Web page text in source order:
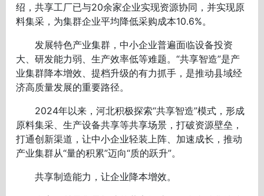
绍，共享工厂已与20余家企业实现资源协同，并实现原
料集采，为集群企业平均降低采购成本10.6%。
发展特色产业集群，中小企业普遍面临设备投资
大、研发能力弱、生产效率低等难题。“共享智造”是产
业集群降本增效、提档升级的有力抓手，是推动县域经
济高质量发展的重要路径。
2024年以来，河北积极探索“共享智造”模式，形成
原料集采、生产设备共享等共享场景，打破资源壁垒，
打通创新渠道，让中小企业轻装上阵、加速成长，推动
产业集群从“量的积累”迈向“质的跃升”。
共享制造能力，让企业降本增效。